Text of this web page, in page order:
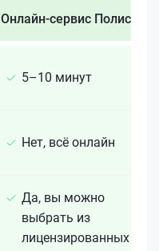
Онлайн-сервис Полис 812
5–10 минут
Нет, всё онлайн
Да, вы можно
выбрать из
лицензированных 15+